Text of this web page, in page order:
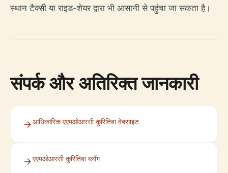
स्थान टैक्सी या राइड-शेयर द्वारा भी आसानी से पहुंचा जा सकता है।
संपर्क और अतिरिक्त जानकारी
आधिकारिक एएमओआरसी कुरितिबा वेबसाइट
एएमओआरसी कुरितिबा ब्लॉग